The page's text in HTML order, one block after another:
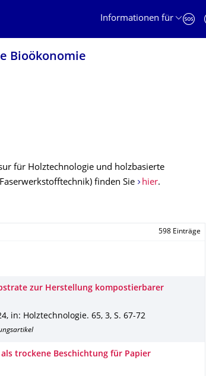
Informationen für
Bioökonomie
für Holztechnologie und holzbasierte
finden Sie
hier.
598 Einträge
zur Herstellung kompostierbarer
, in: Holztechnologie. 65, 3, S. 67-72
trockene Beschichtung für Papier